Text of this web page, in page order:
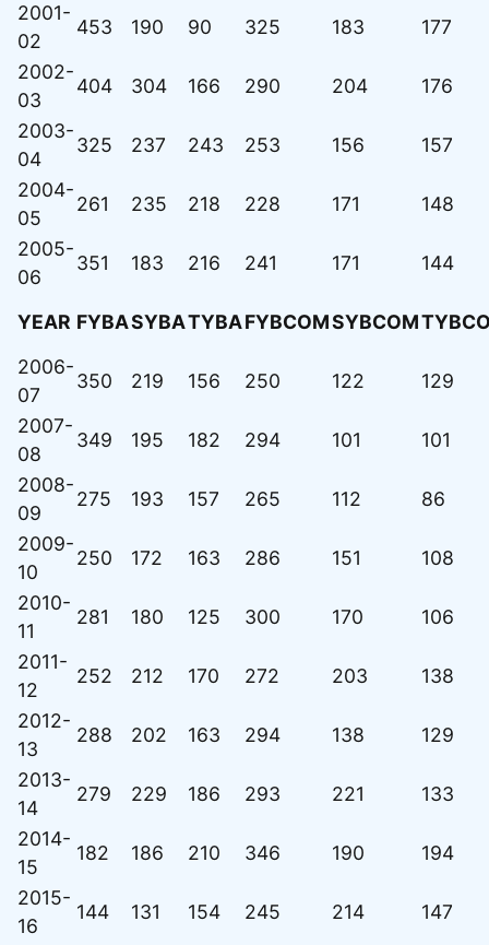
2001-
02
453 190 90 325 183
177
2002-
03
404 304 166 290 204
176
2003-
04
325 237 243 253 156
157
2004-
05
261 235 218 228 171
148
2005-
06
351 183 216 241 171 144
YEAR FYBASYBATYBAFYBCOMSYBCOM
2006-
07
350 219 156 250 122
129
2007-
08
349 195 182 294 101
101
2008-
09
275 193 157 265 112
86
2009-
10
250 172 163 286 151
108
2010-
11
281 180 125 300 170
106
2011-
12
252 212 170 272 203
138
2012-
13
288 202 163 294 138
129
2013-
14
279 229 186 293 221
133
2014-
15
182 186 210 346 190
194
2015-
16
144 131 154 245 214 147